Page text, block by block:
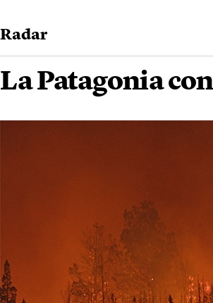
Radar
La Patagonia